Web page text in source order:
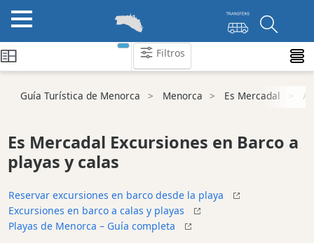
Filtros
Atraccion
Resort
Beach
Playa
Lugares
de
interés
Guía Turística de Menorca Menorca Es Mercadal
Es Mercadal Excursiones en Barco a
playas y calas
Reservar excursiones en barco desde la playa
Excursiones en barco a calas y playas
Playas de Menorca – Guía completa